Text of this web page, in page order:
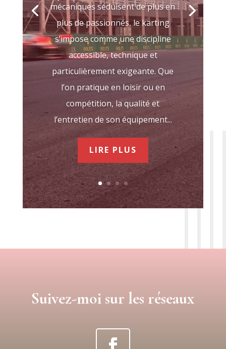
mécaniques séduisent de plus en
plus de passionnés, le karting
s’impose comme une discipline
accessible, technique et
particulièrement exigeante. Que
l’on pratique en loisir ou en
compétition, la qualité et
l’entretien de son équipement...
LIRE PLUS
Suivez-moi sur les réseaux